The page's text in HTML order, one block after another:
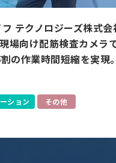
で培ったノウハウや施
対策まで、あらゆるニ
オーディオビジュアル